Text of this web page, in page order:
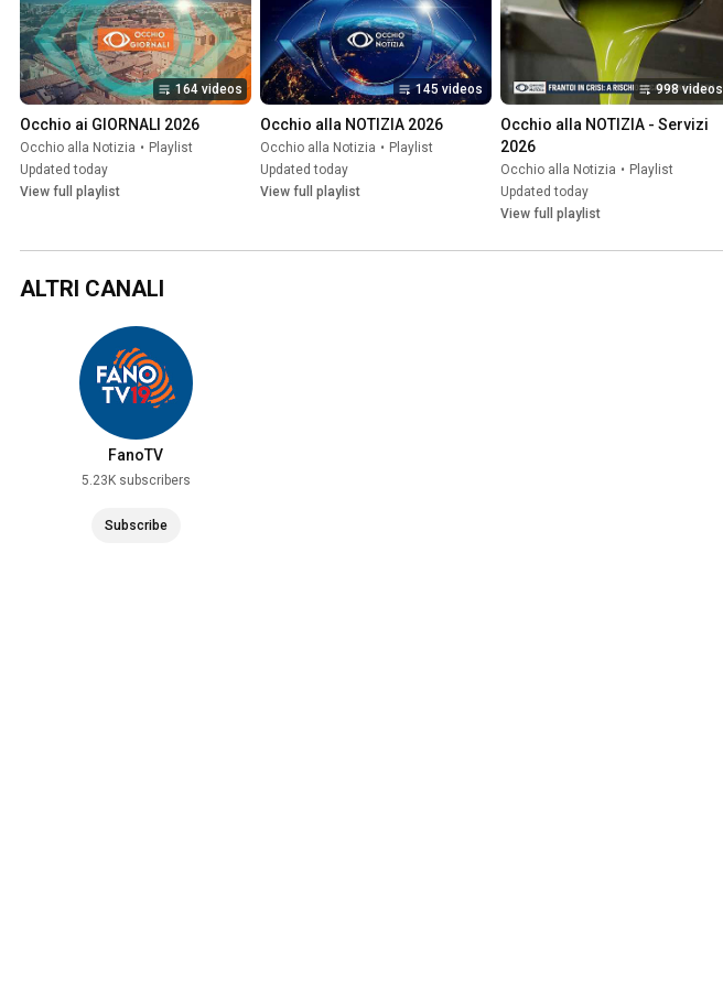
164 videos
Occhio ai GIORNALI 2026
Occhio alla Notizia • Playlist
Updated today
View full playlist
145 videos
Occhio alla NOTIZIA 2026
Occhio alla Notizia • Playlist
Updated today
View full playlist
998 videos
Occhio alla NOTIZIA - Servizi
2026
Occhio alla Notizia • Playlist
Updated today
View full playlist
ALTRI CANALI
FanoTV
5.23K subscribers
Subscribe